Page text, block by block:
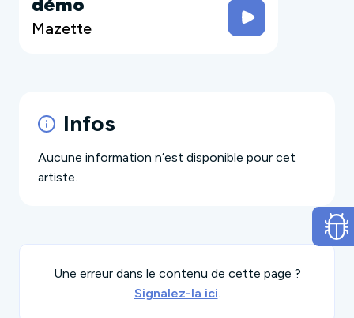
Mazette
Infos
Aucune information n’est disponible pour cet
artiste.
Une erreur dans le contenu de cette page ?
Signalez-la ici.